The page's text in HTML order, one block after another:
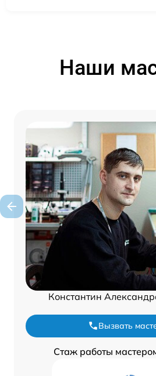
Наши
Константин
Вызвать
Стаж работы